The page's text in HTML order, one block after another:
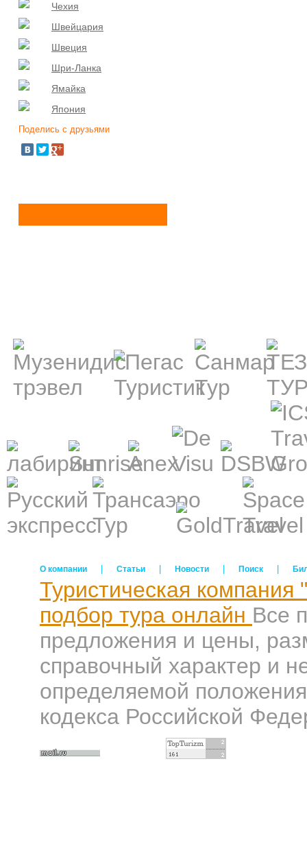
Чехия
Швейцария
Швеция
Шри-Ланка
Ямайка
Япония
Поделись с друзьями
О компании Статьи Новости Поиск
Туристическая компания
подбор тура онлайн Все
предложения и цены,
справочный характер и
определяемой
кодекса Российской